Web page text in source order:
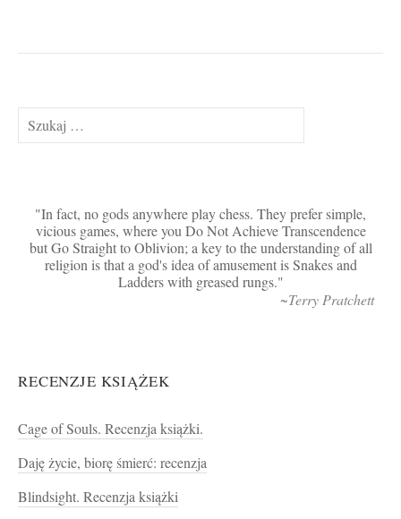
Szukaj:
In fact, no gods anywhere play chess. They prefer simple,
vicious games, where you Do Not Achieve Transcendence
but Go Straight to Oblivion; a key to the understanding of all
religion is that a god's idea of amusement is Snakes and
Ladders with greased rungs.
~Terry Pratchett
RECENZJE KSIĄŻEK
Cage of Souls. Recenzja książki.
Daję życie, biorę śmierć: recenzja
Blindsight. Recenzja książki